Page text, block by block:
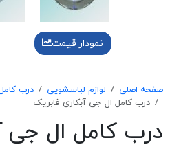
نمودار قیمت
صفحه اصلی لوازم لباسشویی درب
درب کامل ال جی آبکاری فابریک
درب کامل ال جی